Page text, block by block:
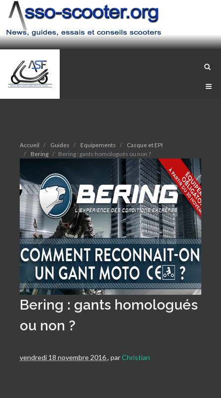
Accueil Guides Equipements
Casque et EPI
Bering
Bering : gants homologués ou non ?
Bering : gants homologués
ou non ?
vendredi 18 novembre 2016, parChristian